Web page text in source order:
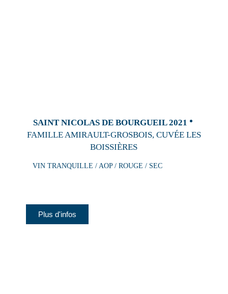
SAINT NICOLAS DE BOURGUEIL 2021
FAMILLE AMIRAULT-GROSBOIS, CUVÉE LES
BOISSIÈRES
VIN TRANQUILLE / AOP / ROUGE / SEC
Plus d'infos